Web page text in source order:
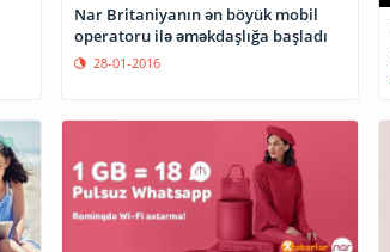
Nar Britaniyanın ən böyük mobil
operatoru ilə əməkdaşlığa başladı
28-01-2016